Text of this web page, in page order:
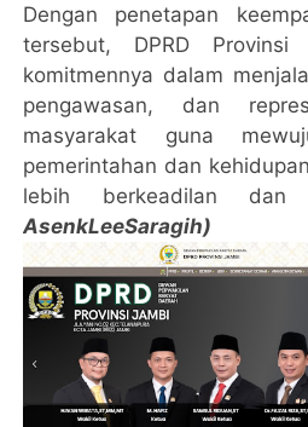
Dengan penetapan
tersebut, DPRD Provinsi
komitmennya dalam
pengawasan, dan
masyarakat guna
pemerintahan dan
lebih berkeadilan dan
AsenkLeeSaragih)